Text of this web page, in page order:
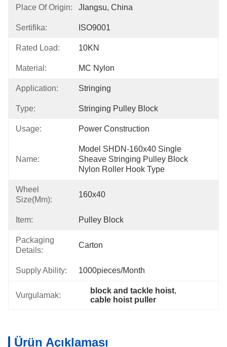
Place Of Origin: JIangsu, China
Sertifika: ISO9001
Rated Load: 10KN
Material: MC Nylon
Application: Stringing
Type: Stringing Pulley Block
Usage: Power Construction
Name:
Model SHDN-160x40 Single
Sheave Stringing Pulley Block
Nylon Roller Hook Type
Wheel
Size(mm):
160x40
Item: Pulley Block
Packaging
Details:
Carton
Supply Ability: 1000pieces/month
Vurgulamak:
block and tackle hoist,
cable hoist puller
Ürün Açıklaması